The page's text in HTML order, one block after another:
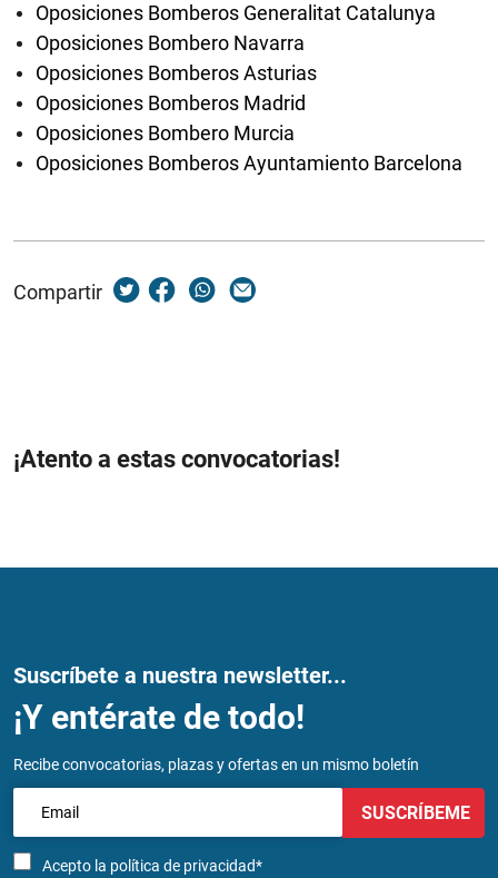
Oposiciones Bomberos Generalitat Catalunya
Oposiciones Bombero Navarra
Oposiciones Bomberos Asturias
Oposiciones Bomberos Madrid
Oposiciones Bombero Murcia
Oposiciones Bomberos Ayuntamiento Barcelona
Compartir
¡Atento a estas convocatorias!
Suscríbete a nuestra newsletter...
¡Y entérate de todo!
Recibe convocatorias, plazas y ofertas en un mismo boletín
Acepto la política de privacidad*
SUSCRÍBEME